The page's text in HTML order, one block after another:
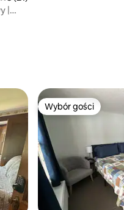
|
gości Wybór gości
Wybór gości